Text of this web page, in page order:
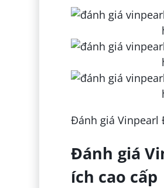
Đánh giá Vinpearl
Đánh giá
ích cao cấp